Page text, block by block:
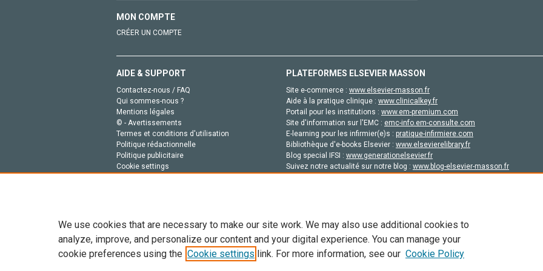
MON COMPTE
CRÉER UN COMPTE
AIDE & SUPPORT
Contactez-nous / FAQ
Qui sommes-nous ?
Mentions légales
© - Avertissements
Termes et conditions d'utilisation
Politique rédactionnelle
Politique publicitaire
Cookie settings
PLATEFORMES ELSEVIER MASSON
Site e-commerce : www.elsevier-masson.fr
Aide à la pratique clinique : www.clinicalkey.fr
Portail pour les institutions : www.em-premium.com
Site d'information sur l'EMC : emc-info.em-consulte.com
E-learning pour les infirmier(e)s : pratique-infirmiere.com
Bibliothèque d'e-books Elsevier : www.elsevierelibrary.fr
Blog special IFSI : www.generationelsevier.fr
Suivez notre actualité sur notre blog : www.blog-elsevier-masson.fr
Tout le contenu de ce site: Copyright © 2026 Elsevier, ses concédants de licence et ses contributeurs. Tout les droits sont réservés,
de données, a la formation en IA et aux technologies similaires. Pour tout contenu en libre accès, les conditions de licence
We use cookies that are necessary to make our site work. We may also use additional cookies to
analyze, improve, and personalize our content and your digital experience. You can manage your
cookie preferences using the Cookie settings link. For more information, see our Cookie Policy